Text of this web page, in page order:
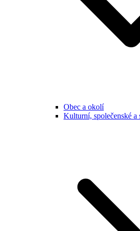
Obec a okolí
Kulturní, společenské a